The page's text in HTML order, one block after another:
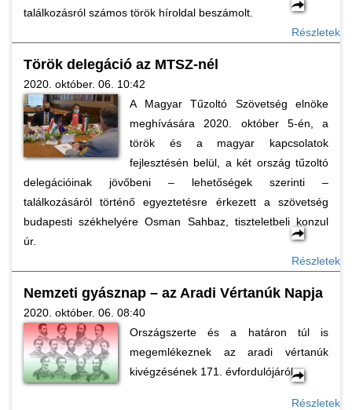
találkozásról számos török híroldal beszámolt.
Részletek
Török delegáció az MTSZ-nél
2020. október. 06. 10:42
A Magyar Tűzoltó Szövetség elnöke
meghívására 2020. október 5-én, a
török és a magyar kapcsolatok
fejlesztésén belül, a két ország tűzoltó
delegációinak jövőbeni – lehetőségek szerinti –
találkozásáról történő egyeztetésre érkezett a szövetség
budapesti székhelyére Osman Sahbaz, tiszteletbeli konzul
úr.
Részletek
Nemzeti gyásznap – az Aradi Vértanúk Napja
2020. október. 06. 08:40
Országszerte és a határon túl is
megemlékeznek az aradi vértanúk
kivégzésének 171. évfordulójáról.
Részletek